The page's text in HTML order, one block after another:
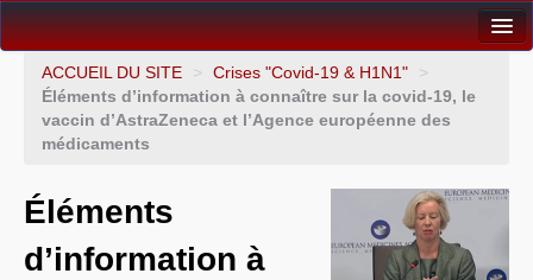
Dossiers
L’Union européenne
Un éléphant, ça trompe énormément !
Gouvernance mondiale & mondialisation
ACCUEIL DU SITE > Crises "Covid-19 & H1N1"
>
Éléments d’information à connaître sur la covid-19, le
vaccin d’AstraZeneca et l’Agence européenne des
médicaments
Éléments
d’information à